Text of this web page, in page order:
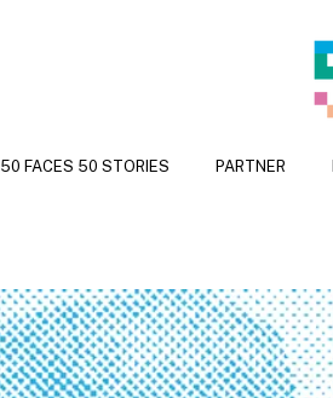
50 FACES 50 STORIES PARTNER